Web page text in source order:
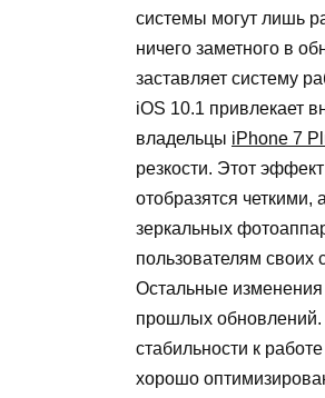
системы могут лишь
ничего заметного в
заставляет систему
iOS 10.1 привлекает
владельцы iPhone 7
резкости. Этот
отобразятся
зеркальных
пользователям своих
Остальные изменения
прошлых обновлений.
стабильности к
хорошо